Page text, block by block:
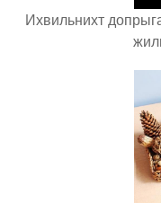
Ихвильнихт